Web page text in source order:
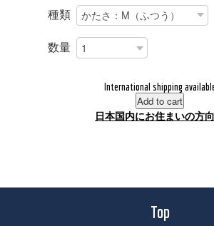
種類
数量
International shipping
Add to cart
日本国内にお住まいの方
Top